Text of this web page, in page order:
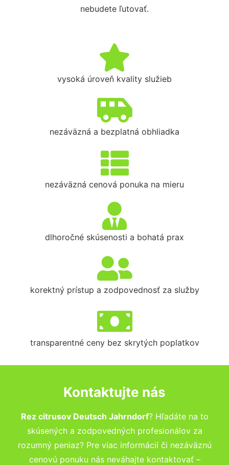
nebudete ľutovať.
vysoká úroveň kvality služieb
nezáväzná a bezplatná obhliadka
nezáväzná cenová ponuka na mieru
dlhoročné skúsenosti a bohatá prax
korektný prístup a zodpovednosť za služby
transparentné ceny bez skrytých poplatkov
Kontaktujte nás
Rez citrusov Deutsch Jahrndorf? Hľadáte na to
skúsených a zodpovedných profesionálov za
rozumný peniaz? Pre viac informácií či nezáväznú
cenovú ponuku nás neváhajte kontaktovať –